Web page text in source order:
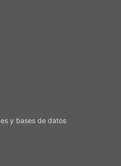
y bases de datos